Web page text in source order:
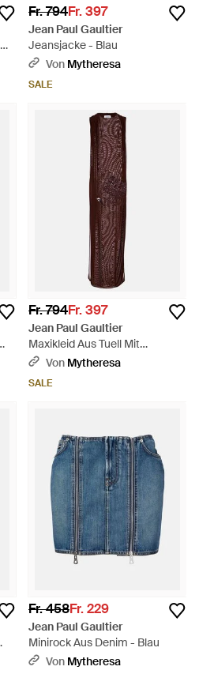
Fr. 794Fr. 397
Jean Paul Gaultier
Jeansjacke - Blau
Von Mytheresa
SALE
Fr. 794Fr. 397
Jean Paul Gaultier
Maxikleid Aus Tuell Mit
Pailletten - Lila
Von Mytheresa
SALE
Fr. 458Fr. 229
Jean Paul Gaultier
Minirock Aus Denim - Blau
Von Mytheresa